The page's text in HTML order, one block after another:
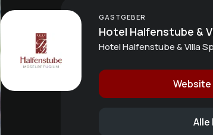
GASTGEBER
Hotel Halfenstube &
Hotel Halfenstube & Villa
Alle